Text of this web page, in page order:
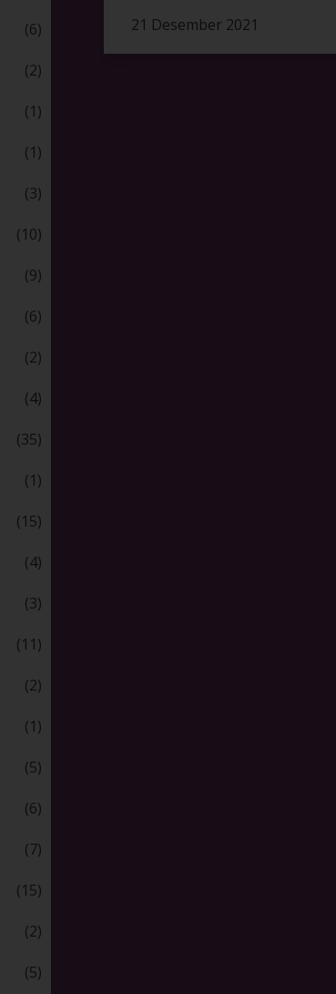
21 Desember 2021
(6)
(2)
(1)
(1)
(3)
(10)
(9)
(6)
(2)
(4)
(35)
(1)
(15)
(4)
(3)
(11)
(2)
(1)
(5)
(6)
(7)
(15)
(2)
(5)